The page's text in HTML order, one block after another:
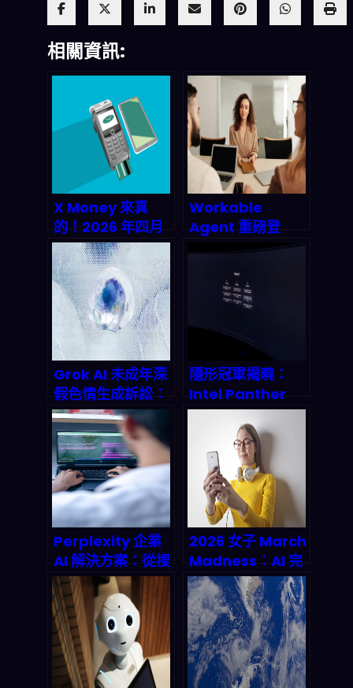
相關資訊:
X Money 來真
的！2026 年四月
beta 即將炸裂金
融圈
Workable
Agent 重磅登
場：Agentic AI
流程？2026 年完
整的深度剖析與市
場預測
Grok AI 未成年深
假色情生成訴訟：
xAI 2026 官司將
如何重塑全球 AI
產業監管與兆美元
市場未來？
隱形冠軍揭曉：
Intel Panther
Lake M2 Pro 搭
配 OpenClaw 如
何顛覆邊緣 AI 隱
私與成本遊戲？
Perplexity 企業
AI 解決方案：從搜
尋引擎到決策智能
體的關鍵轉型
2026 女子 March
Madness：AI 完
美預測每場 NCAA
比賽？Microsoft
Copilot 直接把
bracket 吃乾抹
淨！